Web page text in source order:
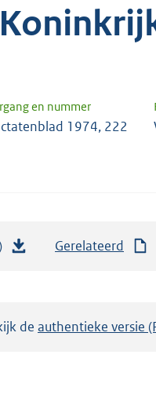
en nummer
1974, 222
a
Gerelateerd
de authentieke versie